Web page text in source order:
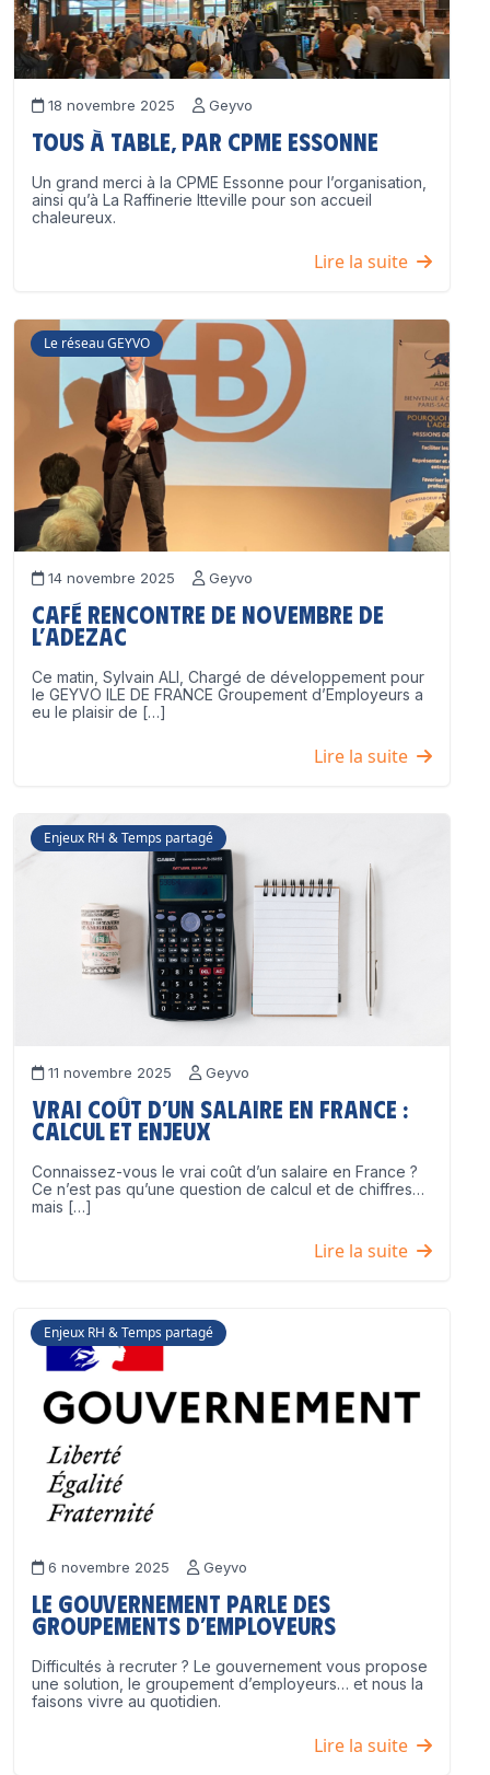
18 novembre 2025 Geyvo
Tous à table, par CPME Essonne
Un grand merci à la CPME Essonne pour l’organisation,
ainsi qu’à La Raffinerie Itteville pour son accueil
chaleureux.
Lire la suite
Le réseau GEYVO
14 novembre 2025 Geyvo
Café Rencontre de Novembre de
l’ADEZAC
Ce matin, Sylvain ALI, Chargé de développement pour
le GEYVO ILE DE FRANCE Groupement d’Employeurs a
eu le plaisir de […]
Lire la suite
Enjeux RH & Temps partagé
11 novembre 2025 Geyvo
Vrai coût d’un salaire en France :
calcul et enjeux
Connaissez-vous le vrai coût d’un salaire en France ?
Ce n’est pas qu’une question de calcul et de chiffres…
mais […]
Lire la suite
Enjeux RH & Temps partagé
6 novembre 2025 Geyvo
Le Gouvernement parle des
groupements d’employeurs
Difficultés à recruter ? Le gouvernement vous propose
une solution, le groupement d’employeurs… et nous la
faisons vivre au quotidien.
Lire la suite